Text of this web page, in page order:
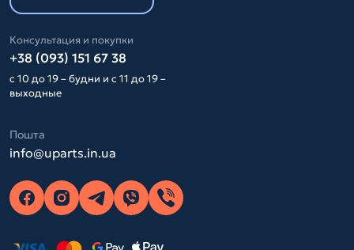
Консультация и покупки
+38 (093) 151 67 38
с 10 до 19 – будни и с 11 до 19 –
выходные
Пошта
info@uparts.in.ua